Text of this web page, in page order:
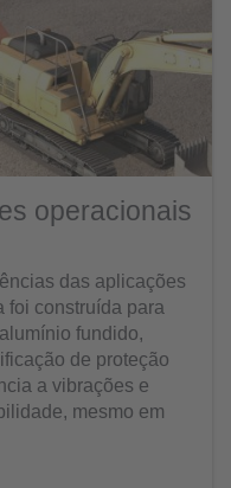
operacionais
das aplicações
foi construída para
fundido,
de proteção
a vibrações e
mesmo em